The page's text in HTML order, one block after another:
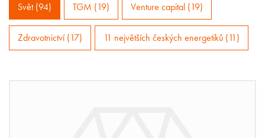
Svět (94) TGM (19) Venture capital (19)
Zdravotnictví (17) 11 největších českých energetiků (11)